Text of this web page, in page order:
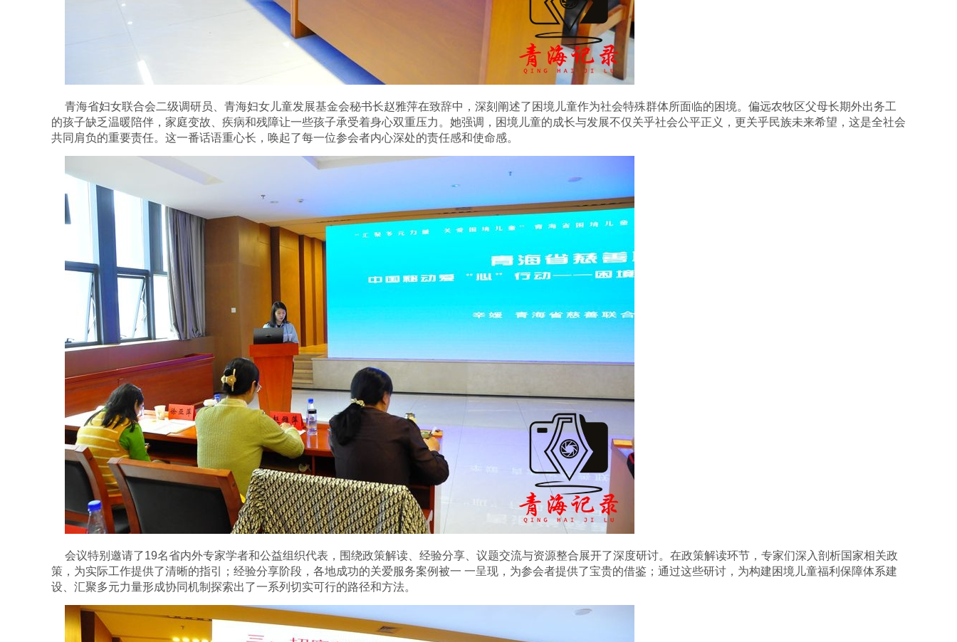
青海省妇女联合会二级调研员、青海妇女儿童发展基金会秘书长赵雅萍在致辞中，深刻阐述了困境儿童作为社会特殊群体所面临的困境。偏远农牧区父母长期外出务工
的孩子缺乏温暖陪伴，家庭变故、疾病和残障让一些孩子承受着身心双重压力。她强调，困境儿童的成长与发展不仅关乎社会公平正义，更关乎民族未来希望，这是全社会
共同肩负的重要责任。这一番话语重心长，唤起了每一位参会者内心深处的责任感和使命感。
会议特别邀请了19名省内外专家学者和公益组织代表，围绕政策解读、经验分享、议题交流与资源整合展开了深度研讨。在政策解读环节，专家们深入剖析国家相关政
策，为实际工作提供了清晰的指引；经验分享阶段，各地成功的关爱服务案例被一 一呈现，为参会者提供了宝贵的借鉴；通过这些研讨，为构建困境儿童福利保障体系建
设、汇聚多元力量形成协同机制探索出了一系列切实可行的路径和方法。